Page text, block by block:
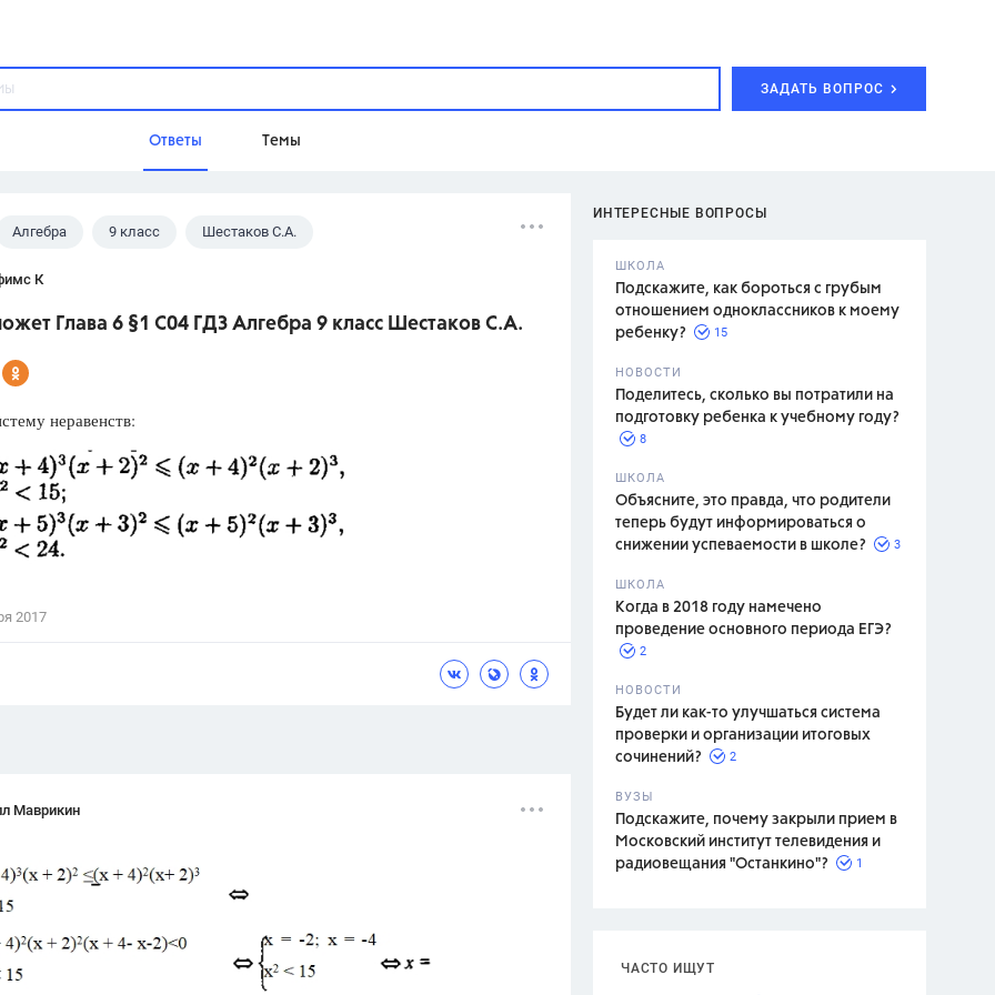
ЗАДАТЬ ВОПРОС
Ответы Темы
Домашнее задание
Школа
Разумовская М.М.,
Цветков Л. А.
ИНТЕРЕСНЫЕ ВОПРОСЫ
ШКОЛА
Подскажите, как бороться с грубым
отношением одноклассников к моему
ребенку?
15
НОВОСТИ
Поделитесь, сколько вы потратили на
подготовку ребенка к учебному году?
8
ШКОЛА
Объясните, это правда, что родители
теперь будут информироваться о
снижении успеваемости в школе?
3
ШКОЛА
Когда в 2018 году намечено
проведение основного периода ЕГЭ?
2
НОВОСТИ
Будет ли как-то улучшаться система
проверки и организации итоговых
сочинений?
2
ВУЗЫ
Подскажите, почему закрыли прием в
Московский институт телевидения и
радиовещания "Останкино"?
1
ЧАСТО ИЩУТ
Алгебра 9 класс Шестаков С.А.
К
Глава 6 §1 С04 ГДЗ Алгебра 9 класс Шестаков С.А.
неравенств:
2017
Маврикин